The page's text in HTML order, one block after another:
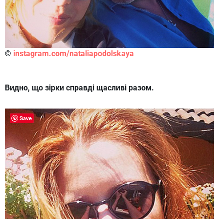
© instagram.com/nataliapodolskaya
Видно, що зірки справді щасливі разом.
Save